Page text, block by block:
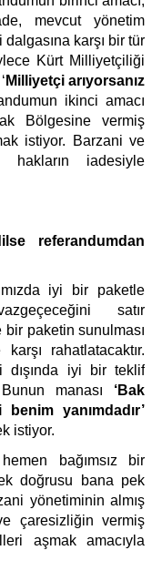
mevcut yönetim
karşı bir tür
Kürt Milliyetçiliği
Milliyetçi arıyorsanız
ikinci amacı
Bölgesine vermiş
istiyor. Barzani ve
iadesiyle
referandumdan
iyi bir paketle
satır
paketin sunulması
rahatlatacaktır.
dışında iyi bir teklif
manası ‘Bak
yanımdadır’
istiyor.
bağımsız bir
doğrusu bana pek
yönetiminin almış
çaresizliğin vermiş
aşmak amacıyla